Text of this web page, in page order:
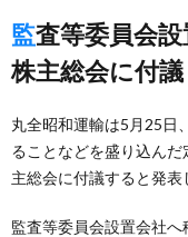
監査等委員会設置会社へ移行、6月の定時
株主総会に付議
丸全昭和運輸は5月25日
ることなどを盛り込ん
主総会に付議すると発表
監査等委員会設置会社